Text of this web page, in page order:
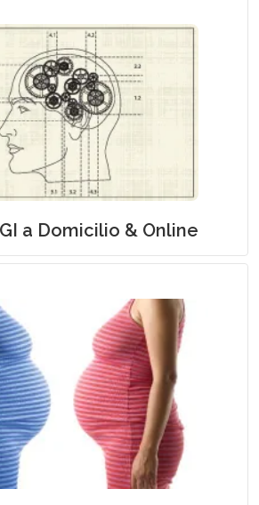
a Domicilio & Online
Psicologica a Domicilio
Ostetrica a Domicilio